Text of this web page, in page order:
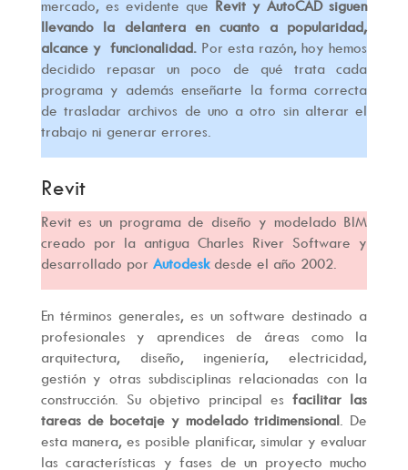
mercado, es evidente que Revit y AutoCAD siguen
llevando la delantera en cuanto a popularidad,
alcance y funcionalidad.Por esta razón, hoy hemos
decidido repasar un poco de qué trata cada
programa y además enseñarte la forma correcta
de trasladar archivos de uno a otro sin alterar el
trabajo ni generar errores.
Revit
Revit es un programa de diseño y modelado BIM
creado por la antigua Charles River Software y
desarrollado por Autodesk desde el año 2002.
En términos generales, es un software destinado a
profesionales y aprendices de áreas como la
arquitectura, diseño, ingeniería, electricidad,
gestión y otras subdisciplinas relacionadas con la
construcción. Su objetivo principal esfacilitar las
tareas de bocetaje y modelado tridimensional . De
esta manera, es posible planificar, simular y evaluar
las características y fases de un proyecto mucho